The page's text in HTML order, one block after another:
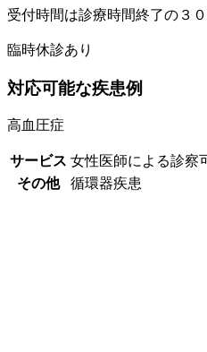
受付時間は診療時間終了の３
臨時休診あり
対応可能な疾患例
高血圧症
サービス 女性医師による診察
その他
循環器疾患